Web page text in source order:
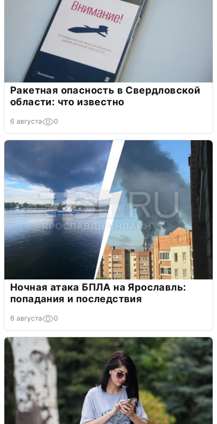
Ракетная опасность в Свердловской
области: что известно
6 августа 0
Ночная атака БПЛА на Ярославль:
попадания и последствия
6 августа 0